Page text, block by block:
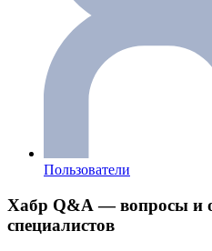
Пользователи
Хабр Q&A — вопросы и
специалистов